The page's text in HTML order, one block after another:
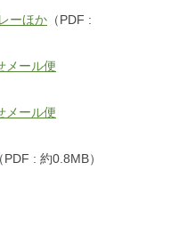
ーほか （PDF :
ール便
ール便
（PDF : 約0.8MB）